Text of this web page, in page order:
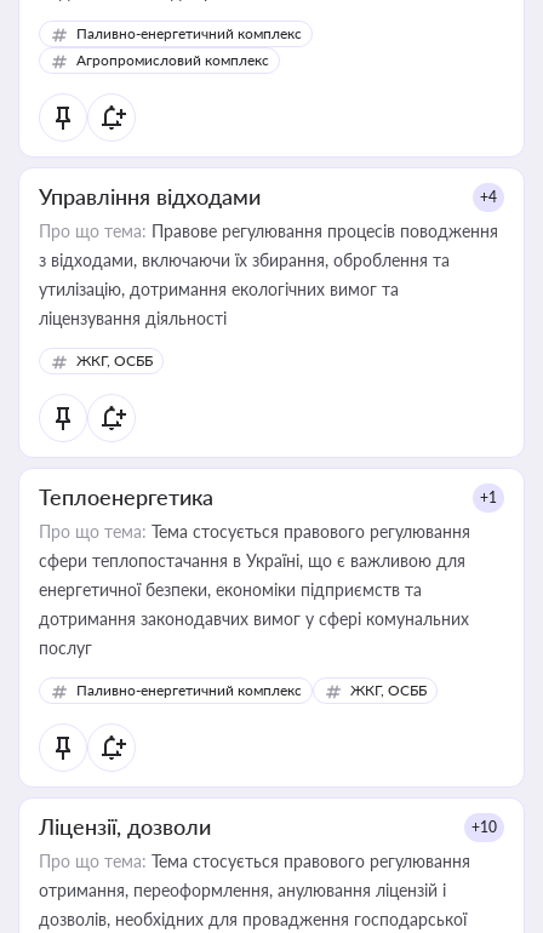
Паливно-енергетичний комплекс
Агропромисловий комплекс
Управління відходами +4
Про що тема: Правове регулювання процесів поводження
з відходами, включаючи їх збирання, оброблення та
утилізацію, дотримання екологічних вимог та
ліцензування діяльності
ЖКГ, ОСББ
Теплоенергетика +1
Про що тема: Тема стосується правового регулювання
сфери теплопостачання в Україні, що є важливою для
енергетичної безпеки, економіки підприємств та
дотримання законодавчих вимог у сфері комунальних
послуг
Паливно-енергетичний комплекс ЖКГ, ОСББ
Ліцензії, дозволи +10
Про що тема: Тема стосується правового регулювання
отримання, переоформлення, анулювання ліцензій і
дозволів, необхідних для провадження господарської